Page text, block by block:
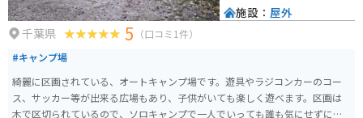
千葉県 5 （口コミ1件）
#キャンプ場
綺麗に区画されている、オートキャンプ場です。遊具やラジコンカーのコー
ス、サッカー等が出来る広場もあり、子供がいても楽しく遊べます。区画は
木で区切られているので、ソロキャンプで一人でいっても誰も気にせずにの
施設： 屋外